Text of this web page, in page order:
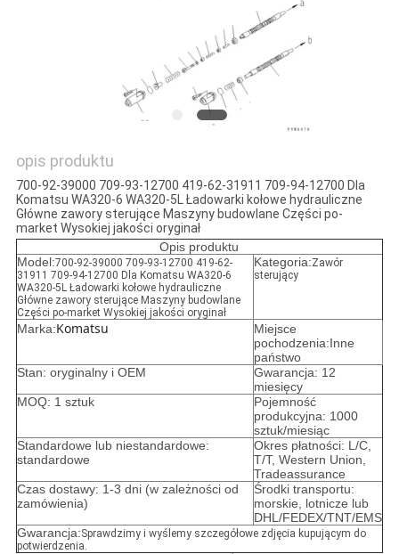
opis produktu
700-92-39000 709-93-12700 419-62-31911 709-94-12700 Dla
Komatsu WA320-6 WA320-5L Ładowarki kołowe hydrauliczne
Główne zawory sterujące Maszyny budowlane Części po-
market Wysokiej jakości oryginał
Opis produktu
Model:700-92-39000 709-93-12700 419-62-
31911 709-94-12700 Dla Komatsu WA320-6
WA320-5L Ładowarki kołowe hydrauliczne
Główne zawory sterujące Maszyny budowlane
Części po-market Wysokiej jakości oryginał
Kategoria:Zawór
sterujący
Marka:Komatsu
Miejsce
pochodzenia:Inne
państwo
Stan: oryginalny i OEM
Gwarancja: 12
miesięcy
MOQ: 1 sztuk
Pojemność
produkcyjna: 1000
sztuk/miesiąc
Standardowe lub niestandardowe:
standardowe
Okres płatności: L/C,
T/T, Western Union,
Tradeassurance
Czas dostawy: 1-3 dni (w zależności od
zamówienia)
Środki transportu:
morskie, lotnicze lub
DHL/FEDEX/TNT/EMS
Gwarancja:Sprawdzimy i wyślemy szczegółowe zdjęcia kupującym do
potwierdzenia.